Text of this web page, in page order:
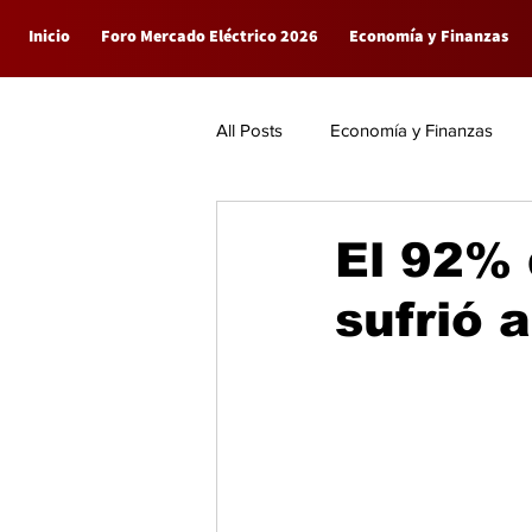
Inicio Foro Mercado Eléctrico 2026 Economía y Finanzas
All Posts Economía y Finanzas
El 92%
sufrió